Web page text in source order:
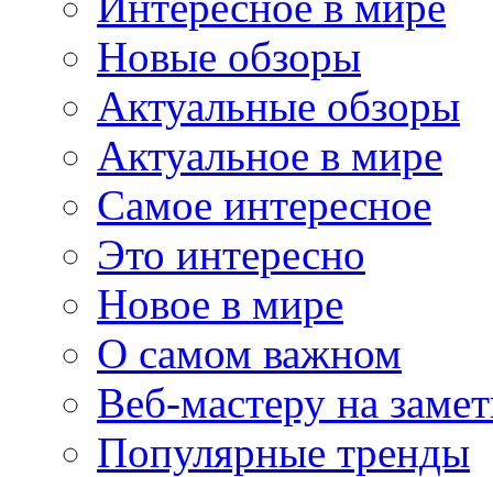
Новые обзоры
Актуальные обзоры
Актуальное в мире
Самое интересное
Это интересно
Новое в мире
О самом важном
Веб-мастеру на
Популярные тренды